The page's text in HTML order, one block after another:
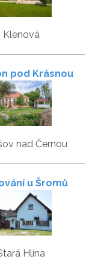
Klenová
pod Krásnou
horou
nad Černou
u Šromů
Hlína